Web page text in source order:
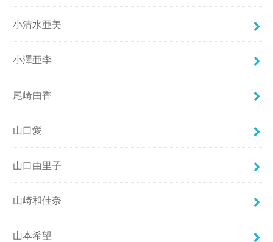
小清水亜美
小澤亜李
尾崎由香
山口愛
山口由里子
山崎和佳奈
山本希望